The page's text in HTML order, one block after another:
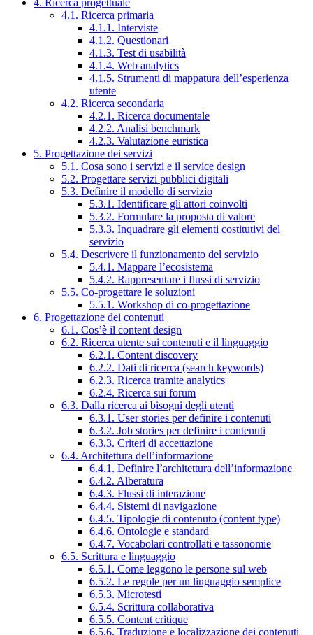
4.1. Ricerca primaria
4.1.1. Interviste
4.1.2. Questionari
4.1.3. Test di usabilità
4.1.4. Web analytics
4.1.5. Strumenti di mappatura dell’esperienza
utente
4.2. Ricerca secondaria
4.2.1. Ricerca documentale
4.2.2. Analisi benchmark
4.2.3. Valutazione euristica
5. Progettazione dei servizi
5.1. Cosa sono i servizi e il service design
5.2. Progettare servizi pubblici digitali
5.3. Definire il modello di servizio
5.3.1. Identificare gli attori coinvolti
5.3.2. Formulare la proposta di valore
5.3.3. Inquadrare gli elementi costitutivi del
servizio
5.4. Descrivere il funzionamento del servizio
5.4.1. Mappare l’ecosistema
5.4.2. Rappresentare i flussi di servizio
5.5. Co-progettare le soluzioni
5.5.1. Workshop di co-progettazione
6. Progettazione dei contenuti
6.1. Cos’è il content design
6.2. Ricerca utente sui contenuti e il linguaggio
6.2.1. Content discovery
6.2.2. Dati di ricerca (search keywords)
6.2.3. Ricerca tramite analytics
6.2.4. Ricerca sui forum
6.3. Dalla ricerca ai bisogni degli utenti
6.3.1. User stories per definire i contenuti
6.3.2. Job stories per definire i contenuti
6.3.3. Criteri di accettazione
6.4. Architettura dell’informazione
6.4.1. Definire l’architettura dell’informazione
6.4.2. Alberatura
6.4.3. Flussi di interazione
6.4.4. Sistemi di navigazione
6.4.5. Tipologie di contenuto (content type)
6.4.6. Ontologie e standard
6.4.7. Vocabolari controllati e tassonomie
6.5. Scrittura e linguaggio
6.5.1. Come leggono le persone sul web
6.5.2. Le regole per un linguaggio semplice
6.5.3. Microtesti
6.5.4. Scrittura collaborativa
6.5.5. Content critique
6.5.6. Traduzione e localizzazione dei contenuti